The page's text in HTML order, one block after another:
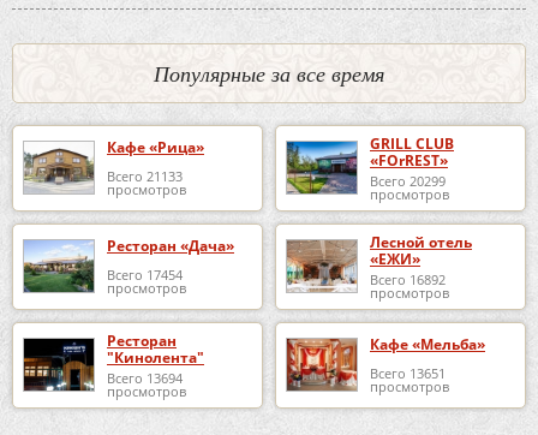
Популярные за все время
Кафе «Рица»
Всего 21133
просмотров
GRILL CLUB
«FOrREST»
Всего 20299
просмотров
Ресторан «Дача»
Всего 17454
просмотров
Лесной отель
«ЕЖИ»
Всего 16892
просмотров
Ресторан
"Кинолента"
Всего 13694
просмотров
Кафе «Мельба»
Всего 13651
просмотров